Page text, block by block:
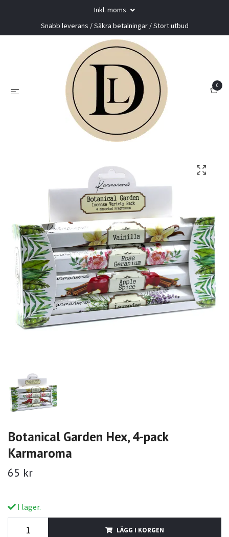
Inkl. moms
Snabb leverans / Säkra betalningar / Stort utbud
0
Botanical Garden Hex, 4-pack
Karmaroma
65 kr
I lager.
LÄGG I KORGEN